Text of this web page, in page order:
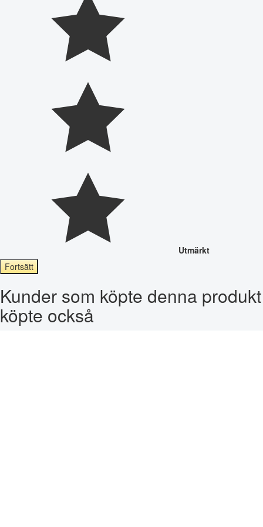
Utmärkt
Fortsätt
Kunder som köpte denna produkt
köpte också